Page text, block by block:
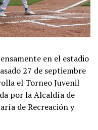
en el estadio
27 de septiembre
el Torneo Juvenil
por la Alcaldía de
de Recreación y